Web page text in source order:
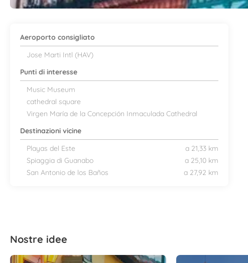
Aeroporto consigliato
Jose Marti Intl (HAV)
Punti di interesse
Music Museum
cathedral square
Virgen María de la Concepción Inmaculada Cathedral
Destinazioni vicine
Playas del Este
a 21,33 km
Spiaggia di Guanabo
a 25,10 km
San Antonio de los Baños
a 27,92 km
Nostre idee